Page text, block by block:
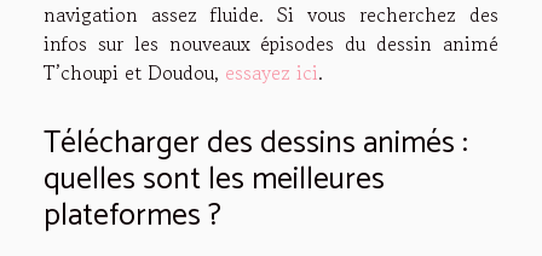
navigation assez fluide. Si vous recherchez des
infos sur les nouveaux épisodes du dessin animé
T’choupi et Doudou, essayez ici.
Télécharger des dessins animés :
quelles sont les meilleures
plateformes ?